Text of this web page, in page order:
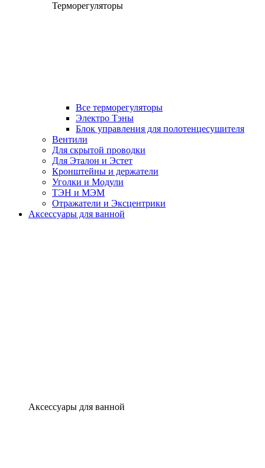
Терморегуляторы
Все терморегуляторы
Электро Тэны
Блок управления для полотенцесушителя
Вентили
Для скрытой проводки
Для Эталон и Эстет
Кронштейны и держатели
Уголки и Модули
ТЭН и МЭМ
Отражатели и Эксцентрики
Аксессуары для ванной
Аксессуары для ванной